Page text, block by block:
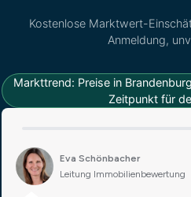
Kostenlose Marktwert-
Anmeldung,
Markttrend: Preise in
Zeitpunkt für